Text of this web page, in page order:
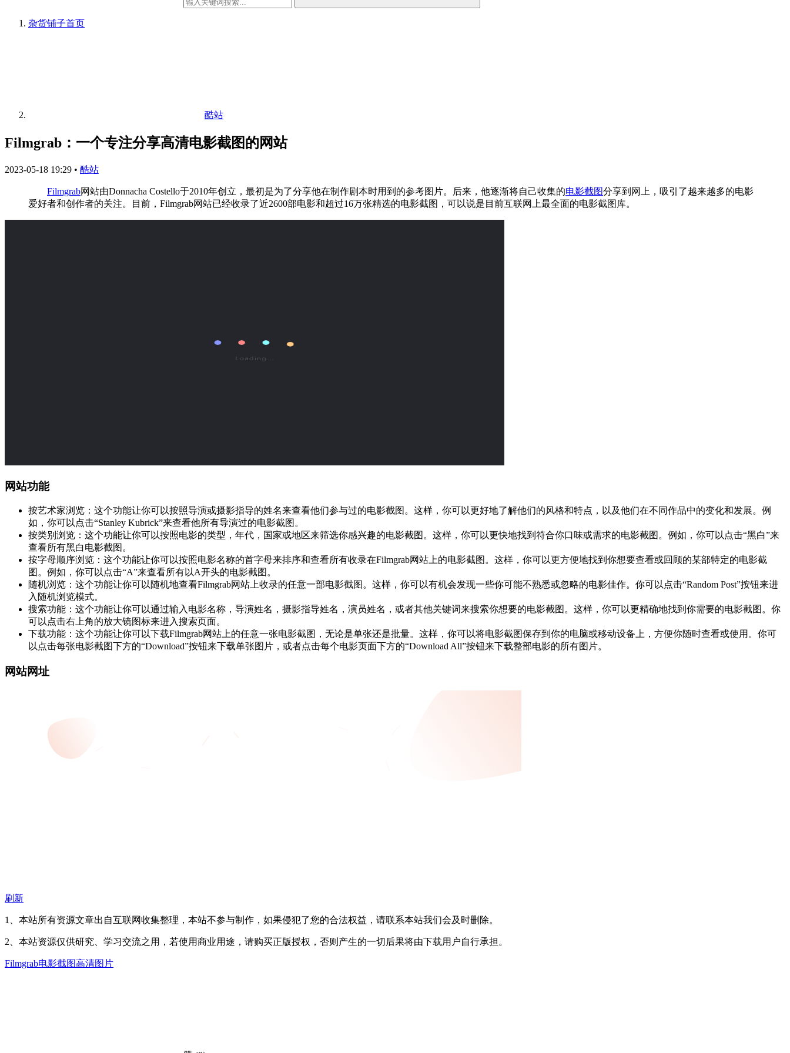
杂货铺子首页
酷站
Filmgrab：一个专注分享高清电影截图的网站
2023-05-18 19:29 • 酷站
Filmgrab网站由Donnacha Costello于2010年创立，最初是为了分享他在制作剧本时用到的参考图片。后来，他逐渐将自己收集的电影截图分享到网上，吸引了越来越多的电影
爱好者和创作者的关注。目前，Filmgrab网站已经收录了近2600部电影和超过16万张精选的电影截图，可以说是目前互联网上最全面的电影截图库。
网站功能
按艺术家浏览：这个功能让你可以按照导演或摄影指导的姓名来查看他们参与过的电影截图。这样，你可以更好地了解他们的风格和特点，以及他们在不同作品中的变化和发展。例
如，你可以点击“Stanley Kubrick”来查看他所有导演过的电影截图。
按类别浏览：这个功能让你可以按照电影的类型，年代，国家或地区来筛选你感兴趣的电影截图。这样，你可以更快地找到符合你口味或需求的电影截图。例如，你可以点击“黑白”来
查看所有黑白电影截图。
按字母顺序浏览：这个功能让你可以按照电影名称的首字母来排序和查看所有收录在Filmgrab网站上的电影截图。这样，你可以更方便地找到你想要查看或回顾的某部特定的电影截
图。例如，你可以点击“A”来查看所有以A开头的电影截图。
随机浏览：这个功能让你可以随机地查看Filmgrab网站上收录的任意一部电影截图。这样，你可以有机会发现一些你可能不熟悉或忽略的电影佳作。你可以点击“Random Post”按钮来进
入随机浏览模式。
搜索功能：这个功能让你可以通过输入电影名称，导演姓名，摄影指导姓名，演员姓名，或者其他关键词来搜索你想要的电影截图。这样，你可以更精确地找到你需要的电影截图。你
可以点击右上角的放大镜图标来进入搜索页面。
下载功能：这个功能让你可以下载Filmgrab网站上的任意一张电影截图，无论是单张还是批量。这样，你可以将电影截图保存到你的电脑或移动设备上，方便你随时查看或使用。你可
以点击每张电影截图下方的“Download”按钮来下载单张图片，或者点击每个电影页面下方的“Download All”按钮来下载整部电影的所有图片。
网站网址
刷新
1、本站所有资源文章出自互联网收集整理，本站不参与制作，如果侵犯了您的合法权益，请联系本站我们会及时删除。
2、本站资源仅供研究、学习交流之用，若使用商业用途，请购买正版授权，否则产生的一切后果将由下载用户自行承担。
Filmgrab电影截图高清图片